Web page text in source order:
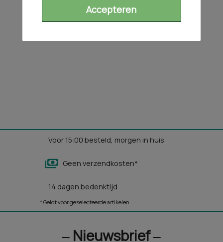
Accepteren
Voor 15:00 besteld, morgen in huis
Geen verzendkosten*
14 dagen bedenktijd
* Geldt voor geselecteerde artikelen
‒ Nieuwsbrief ‒